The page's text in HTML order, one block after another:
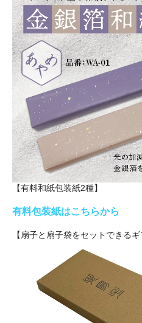
【有料和紙包装紙2種】
有料包装紙はこちらから
【扇子と扇子袋をセットできる